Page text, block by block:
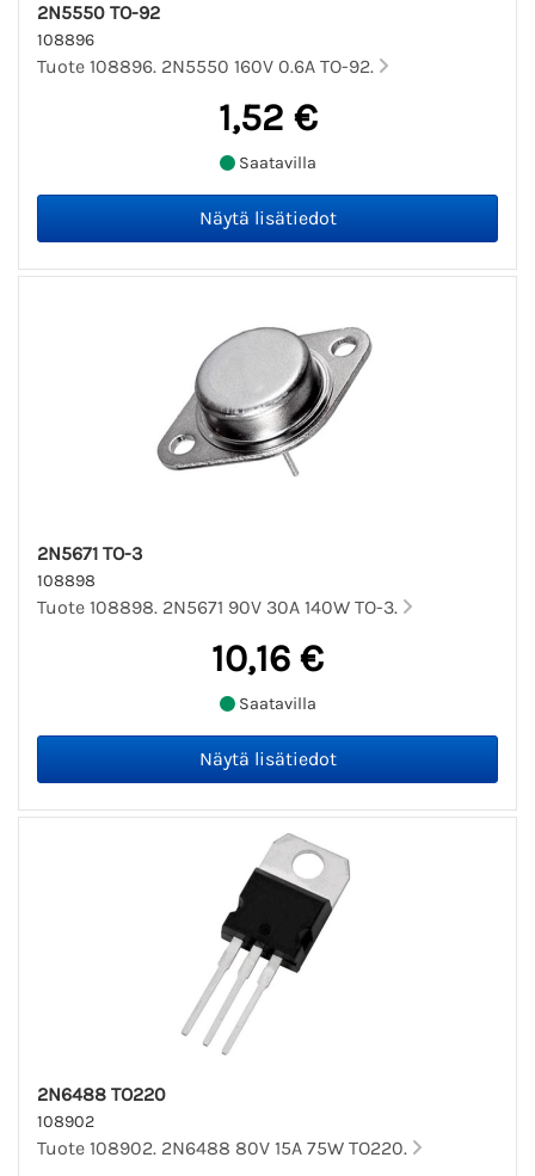
2N5550 TO-92
108896
Tuote 108896. 2N5550 160V 0.6A TO-92.
1,52 €
Saatavilla
2N5671 TO-3
108898
Tuote 108898. 2N5671 90V 30A 140W TO-3.
10,16 €
Saatavilla
2N6488 TO220
108902
Tuote 108902. 2N6488 80V 15A 75W TO220.